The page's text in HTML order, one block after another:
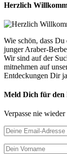
Herzlich
Wie schön, dass
junger Araber-
Wir sind auf der
mitnehmen auf
Entdeckungen Dir
Meld Dich für den
Verpasse nie